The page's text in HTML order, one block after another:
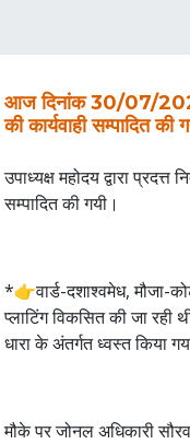
आज दिनांक 30/07/2025
की कार्यवाही सम्पादित की
उपाध्यक्ष महोदय द्वारा
सम्पादित की गयी।
*👉वार्ड-दशाश्वमेध, मौजा-
प्लाटिंग विकसित की जा
धारा के अंतर्गत ध्वस्त किया
मौके पर जोनल अधिकारी